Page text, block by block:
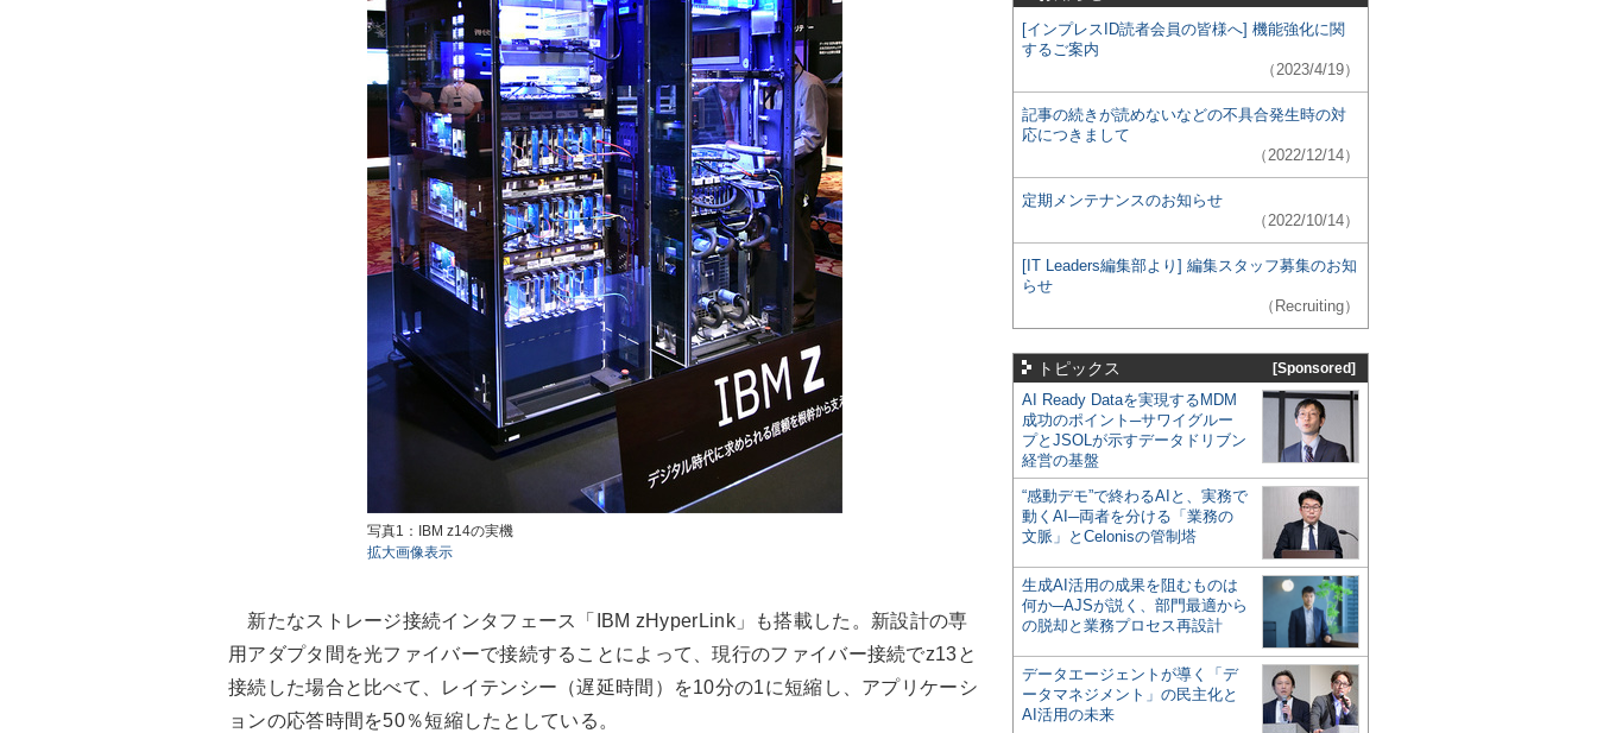
写真1：IBM z14の実機
拡大画像表示
新たなストレージ接続インタフェース「IBM zHyperLink」も搭載した。新設計の専
用アダプタ間を光ファイバーで接続することによって、現行のファイバー接続でz13と
接続した場合と比べて、レイテンシー（遅延時間）を10分の1に短縮し、アプリケーシ
ョンの応答時間を50％短縮したとしている。
[インプレスID読者会員の皆様へ] 機能強化に関
するご案内
（2023/4/19）
記事の続きが読めないなどの不具合発生時の対
応につきまして
（2022/12/14）
定期メンテナンスのお知らせ
（2022/10/14）
[IT Leaders編集部より] 編集スタッフ募集のお知
らせ
（Recruiting）
トピックス [Sponsored]
AI Ready Dataを実現するMDM
成功のポイント─サワイグルー
プとJSOLが示すデータドリブン
経営の基盤
“感動デモ”で終わるAIと、実務で
動くAI─両者を分ける「業務の
文脈」とCelonisの管制塔
生成AI活用の成果を阻むものは
何か─AJSが説く、部門最適から
の脱却と業務プロセス再設計
データエージェントが導く「デ
ータマネジメント」の民主化と
AI活用の未来